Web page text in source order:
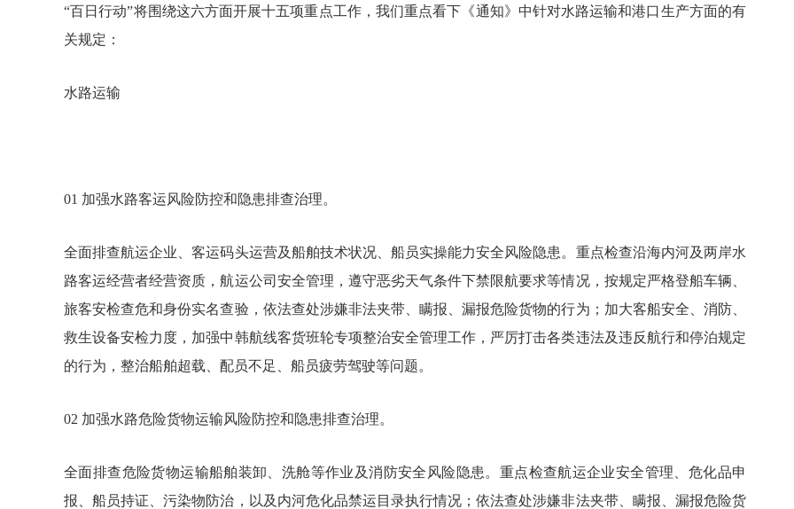
“百日行动”将围绕这六方面开展十五项重点工作，我们重点看下《通知》中针对水路运输和港口生产方面的有
关规定：
水路运输
01 加强水路客运风险防控和隐患排查治理。
全面排查航运企业、客运码头运营及船舶技术状况、船员实操能力安全风险隐患。重点检查沿海内河及两岸水
路客运经营者经营资质，航运公司安全管理，遵守恶劣天气条件下禁限航要求等情况，按规定严格登船车辆、
旅客安检查危和身份实名查验，依法查处涉嫌非法夹带、瞒报、漏报危险货物的行为；加大客船安全、消防、
救生设备安检力度，加强中韩航线客货班轮专项整治安全管理工作，严厉打击各类违法及违反航行和停泊规定
的行为，整治船舶超载、配员不足、船员疲劳驾驶等问题。
02 加强水路危险货物运输风险防控和隐患排查治理。
全面排查危险货物运输船舶装卸、洗舱等作业及消防安全风险隐患。重点检查航运企业安全管理、危化品申
报、船员持证、污染物防治，以及内河危化品禁运目录执行情况；依法查处涉嫌非法夹带、瞒报、漏报危险货